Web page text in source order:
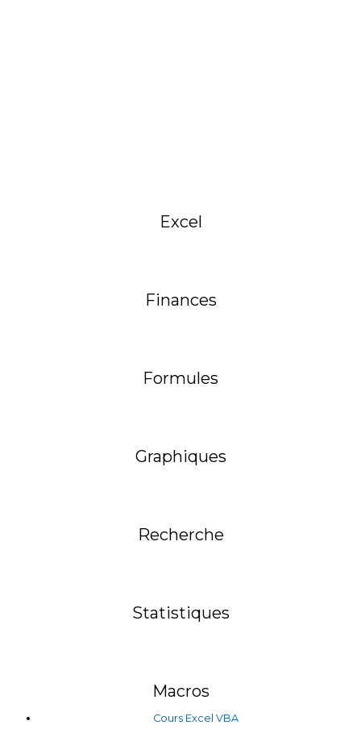
Excel
Finances
Formules
Graphiques
Recherche
Statistiques
Macros
Cours Excel VBA